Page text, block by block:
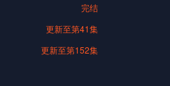
完结
更新至第41集
更新至第152集